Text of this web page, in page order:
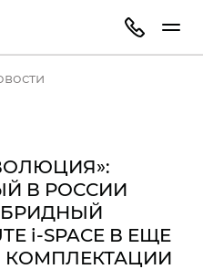
В РОССИИ
i‑SPACE В ЕЩЕ